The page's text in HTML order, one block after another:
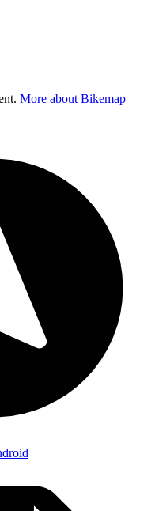
More about Bikemap